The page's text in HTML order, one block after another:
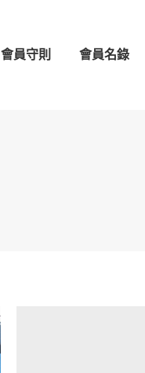
會員守則 會員名錄